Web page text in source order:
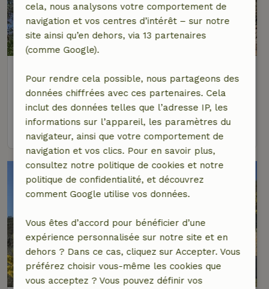
Ligurie, Italie
2 personnes1 Chambre à coucher
voir
8,7/10
cela, nous analysons votre comportement de
navigation et vos centres d’intérêt – sur notre
site ainsi qu’en dehors, via 13 partenaires
(comme Google).
Pour rendre cela possible, nous partageons des
données chiffrées avec ces partenaires. Cela
inclut des données telles que l’adresse IP, les
informations sur l’appareil, les paramètres du
navigateur, ainsi que votre comportement de
navigation et vos clics. Pour en savoir plus,
consultez notre politique de cookies et notre
politique de confidentialité, et découvrez
comment Google utilise vos données.
Vous êtes d’accord pour bénéficier d’une
expérience personnalisée sur notre site et en
dehors ? Dans ce cas, cliquez sur Accepter. Vous
préférez choisir vous-même les cookies que
vous acceptez ? Vous pouvez définir vos